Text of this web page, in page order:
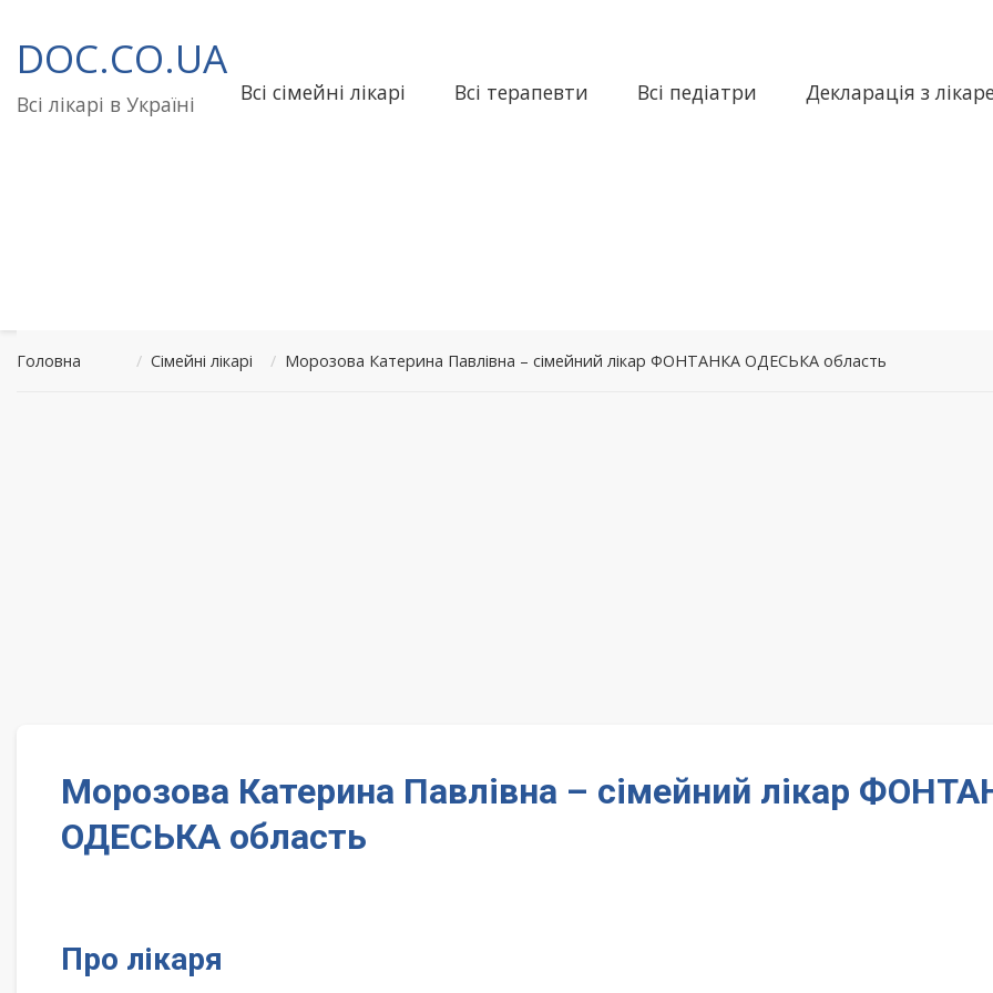
до
вмісту
DOC.CO.UA
Всі лікарі в Україні Всі сімейні лікарі Всі терапевти Всі педіатри Декларація з
Головна / Сімейні лікарі / Морозова Катерина Павлівна – сімейний лікар ФОНТАНКА ОДЕСЬКА область
Морозова Катерина Павлівна – сімейний лікар
ОДЕСЬКА область
Про лікаря